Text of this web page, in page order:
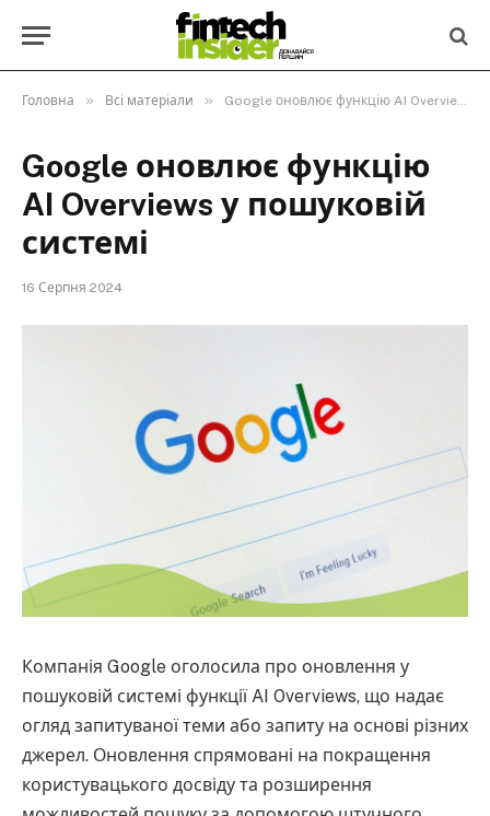
Головна » Всі матеріали » Google оновлює функцію AI Overviews у пошуковій системі
Google оновлює функцію
AI Overviews у пошуковій
системі
16 Серпня 2024
Компанія Google оголосила про оновлення у
пошуковій системі функції AI Overviews, що надає
огляд запитуваної теми або запиту на основі різних
джерел. Оновлення спрямовані на покращення
користувацького досвіду та розширення